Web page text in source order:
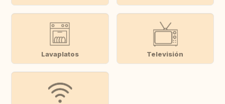
Lavaplatos Televisión